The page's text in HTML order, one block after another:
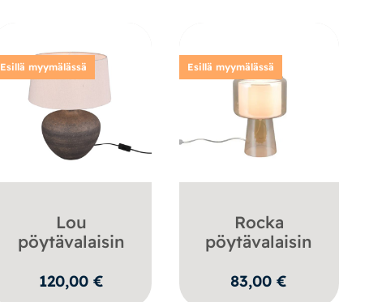
Esillä myymälässä
Lou
pöytävalaisin
120,00€
Esillä myymälässä
Rocka
pöytävalaisin
83,00€